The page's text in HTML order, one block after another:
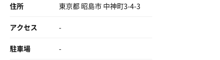
住所 東京都 昭島市 中神町3-4-3
アクセス -
駐車場 -